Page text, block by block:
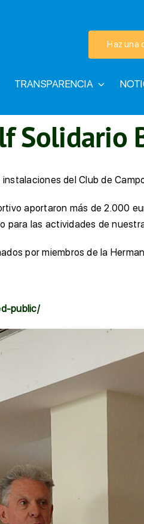
Haz una
TRANSPARENCIA
Solidario
del Club de
aportaron más de 2.000
para las actividades de
por miembros de la
public/